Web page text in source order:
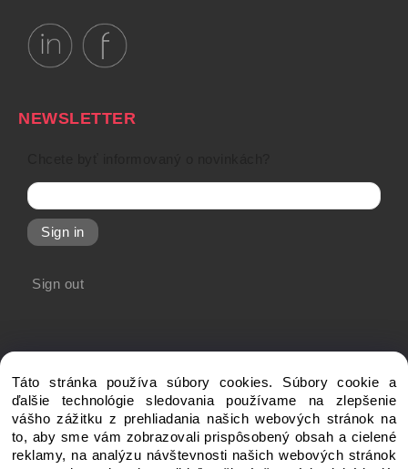
NEWSLETTER
Sign in
Sign out
Copyright © 20xx My-Shop.com, All rights reserved
Táto stránka používa súbory cookies. Súbory cookie a
ďalšie technológie sledovania používame na zlepšenie
vášho zážitku z prehliadania našich webových stránok na
to, aby sme vám zobrazovali prispôsobený obsah a cielené
reklamy, na analýzu návštevnosti našich webových stránok